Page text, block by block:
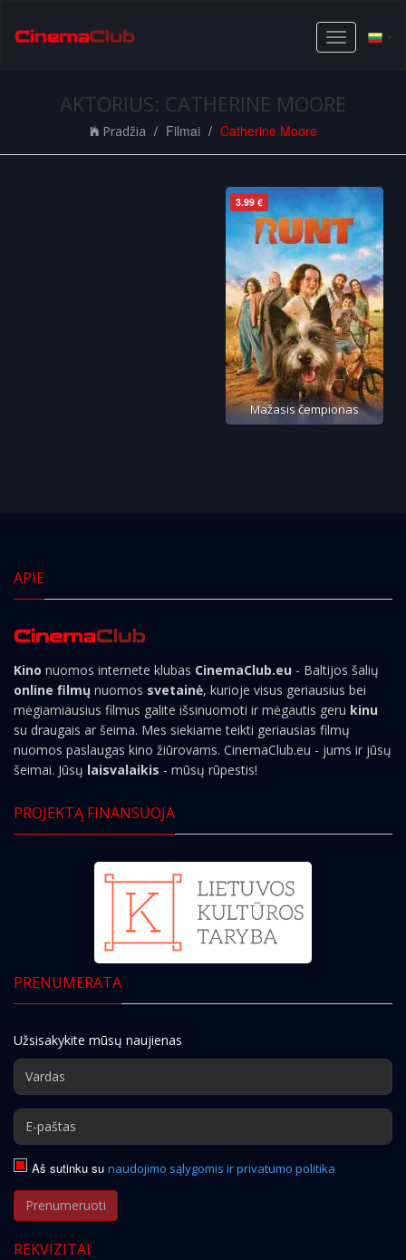
Toggle
navigation
AKTORIUS: CATHERINE MOORE
Pradžia Filmai Catherine Moore
3.99 €
Mažasis čempionas
APIE
Kino nuomos internete klubas CinemaClub.eu - Baltijos šalių
online filmų nuomos svetainė, kurioje visus geriausius bei
mėgiamiausius filmus galite išsinuomoti ir mėgautis geru kinu
su draugais ar šeima. Mes siekiame teikti geriausias filmų
nuomos paslaugas kino žiūrovams. CinemaClub.eu - jums ir jūsų
šeimai. Jūsų laisvalaikis - mūsų rūpestis!
PROJEKTĄ FINANSUOJA
PRENUMERATA
Užsisakykite mūsų naujienas
Aš sutinku su naudojimo sąlygomis ir privatumo politika
Prenumeruoti
REKVIZITAI